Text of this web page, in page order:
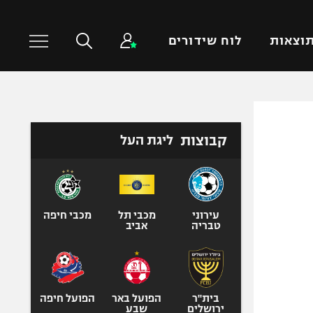
תוצאות לוח שידורים
טניס
כדורעף
ספורט אולימפי
קבוצות ליגת העל
עירוני
טבריה
מכבי תל
אביב
מכבי חיפה
בית"ר
ירושלים
הפועל באר
שבע
הפועל חיפה